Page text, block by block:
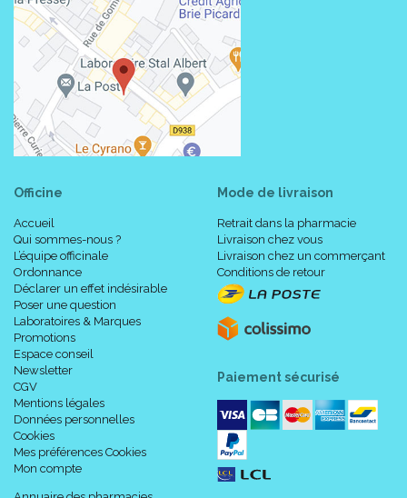
Officine
Accueil
Qui sommes-nous ?
L’équipe officinale
Ordonnance
Déclarer un effet indésirable
Poser une question
Laboratoires & Marques
Promotions
Espace conseil
Newsletter
CGV
Mentions légales
Données personnelles
Cookies
Mes préférences Cookies
Mon compte
Mode de livraison
Retrait dans la pharmacie
Livraison chez vous
Livraison chez un commerçant
Conditions de retour
Paiement sécurisé